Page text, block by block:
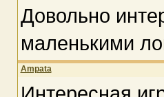
Довольно
маленькими
Ampata